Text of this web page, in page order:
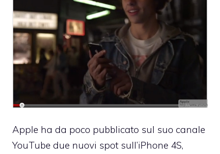
Apple ha da poco pubblicato sul suo canale
YouTube due nuovi spot sull’iPhone 4S,